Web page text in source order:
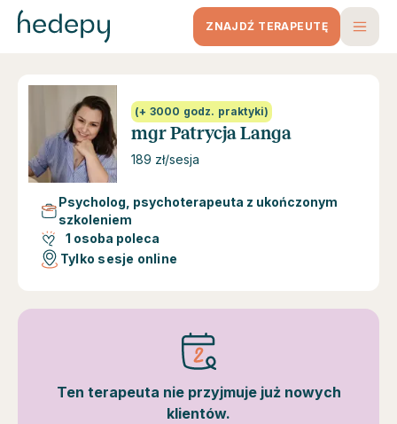
ZNAJDŹ TERAPEUTĘ
(+ 3000 godz. praktyki)
mgr Patrycja Langa
189 zł/sesja
Psycholog, psychoterapeuta z ukończonym
szkoleniem
1 osoba poleca
Tylko sesje online
Ten terapeuta nie przyjmuje już nowych
klientów.